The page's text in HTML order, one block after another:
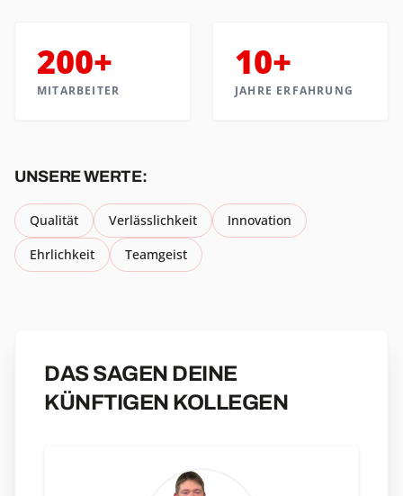
200+
MITARBEITER
10+
JAHRE ERFAHRUNG
UNSERE WERTE:
Qualität Verlässlichkeit
Innovation
Ehrlichkeit
Teamgeist
DAS SAGEN DEINE
KÜNFTIGEN KOLLEGEN